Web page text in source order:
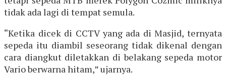
tidak ada lagi di tempat semula.
“Ketika dicek di CCTV yang ada di Masjid, ternyata
sepeda itu diambil seseorang tidak dikenal dengan
cara diangkut diletakkan di belakang sepeda motor
Vario berwarna hitam,” ujarnya.